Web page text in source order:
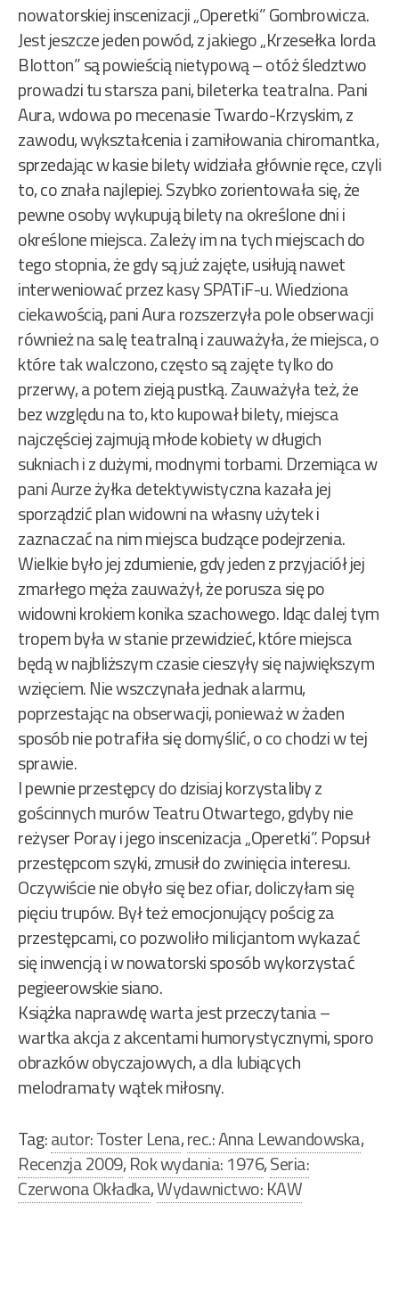
nowatorskiej inscenizacji „Operetki” Gombrowicza.
Jest jeszcze jeden powód, z jakiego „Krzesełka lorda
Blotton” są powieścią nietypową – otóż śledztwo
prowadzi tu starsza pani, bileterka teatralna. Pani
Aura, wdowa po mecenasie Twardo-Krzyskim, z
zawodu, wykształcenia i zamiłowania chiromantka,
sprzedając w kasie bilety widziała głównie ręce, czyli
to, co znała najlepiej. Szybko zorientowała się, że
pewne osoby wykupują bilety na określone dni i
określone miejsca. Zależy im na tych miejscach do
tego stopnia, że gdy są już zajęte, usiłują nawet
interweniować przez kasy SPATiF-u. Wiedziona
ciekawością, pani Aura rozszerzyła pole obserwacji
również na salę teatralną i zauważyła, że miejsca, o
które tak walczono, często są zajęte tylko do
przerwy, a potem zieją pustką. Zauważyła też, że
bez względu na to, kto kupował bilety, miejsca
najczęściej zajmują młode kobiety w długich
sukniach i z dużymi, modnymi torbami. Drzemiąca w
pani Aurze żyłka detektywistyczna kazała jej
sporządzić plan widowni na własny użytek i
zaznaczać na nim miejsca budzące podejrzenia.
Wielkie było jej zdumienie, gdy jeden z przyjaciół jej
zmarłego męża zauważył, że porusza się po
widowni krokiem konika szachowego. Idąc dalej tym
tropem była w stanie przewidzieć, które miejsca
będą w najbliższym czasie cieszyły się największym
wzięciem. Nie wszczynała jednak alarmu,
poprzestając na obserwacji, ponieważ w żaden
sposób nie potrafiła się domyślić, o co chodzi w tej
sprawie.
I pewnie przestępcy do dzisiaj korzystaliby z
gościnnych murów Teatru Otwartego, gdyby nie
reżyser Poray i jego inscenizacja „Operetki”. Popsuł
przestępcom szyki, zmusił do zwinięcia interesu.
Oczywiście nie obyło się bez ofiar, doliczyłam się
pięciu trupów. Był też emocjonujący pościg za
przestępcami, co pozwoliło milicjantom wykazać
się inwencją i w nowatorski sposób wykorzystać
pegieerowskie siano.
Książka naprawdę warta jest przeczytania –
wartka akcja z akcentami humorystycznymi, sporo
obrazków obyczajowych, a dla lubiących
melodramaty wątek miłosny.
Tag:autor: Toster Lena,rec.: Anna Lewandowska,
Recenzja 2009,Rok wydania: 1976,Seria:
Czerwona Okładka,Wydawnictwo: KAW